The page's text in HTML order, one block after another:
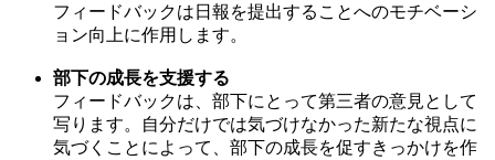
フィードバックは日報を提出することへのモチベーシ
ョン向上に作用します。
部下の成長を支援する
フィードバックは、部下にとって第三者の意見として
写ります。自分だけでは気づけなかった新たな視点に
気づくことによって、部下の成長を促すきっかけを作